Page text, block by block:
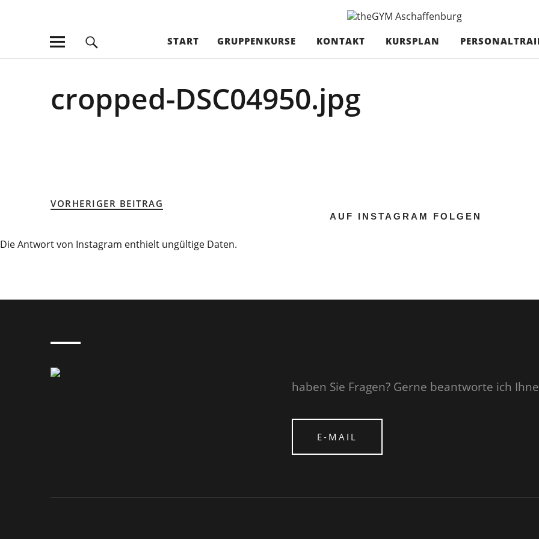
theGYM Aschaffenburg
START GRUPPENKURSE KONTAKT KURSPLAN
cropped-DSC04950.jpg
VORHERIGER BEITRAG
Die Antwort von Instagram enthielt ungültige Daten.
AUF INSTAGRAM FOLGEN
haben Sie Fragen? Gerne beantworte ich
E-MAIL